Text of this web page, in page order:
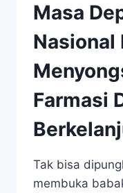
Masa
Nasional
Farmasi
Tak bisa
membuka